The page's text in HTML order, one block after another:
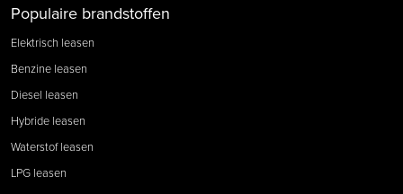
Populaire brandstoffen
Elektrisch leasen
Benzine leasen
Diesel leasen
Hybride leasen
Waterstof leasen
LPG leasen